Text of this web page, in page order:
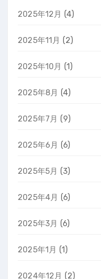
2025年12月 (4)
2025年11月 (2)
2025年10月 (1)
2025年8月 (4)
2025年7月 (9)
2025年6月 (6)
2025年5月 (3)
2025年4月 (6)
2025年3月 (6)
2025年1月 (1)
2024年12月 (2)